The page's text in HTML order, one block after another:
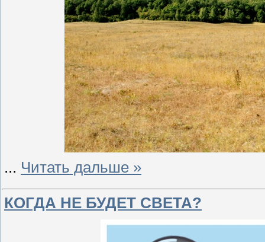
... Читать дальше »
КОГДА НЕ БУДЕТ СВЕТА?